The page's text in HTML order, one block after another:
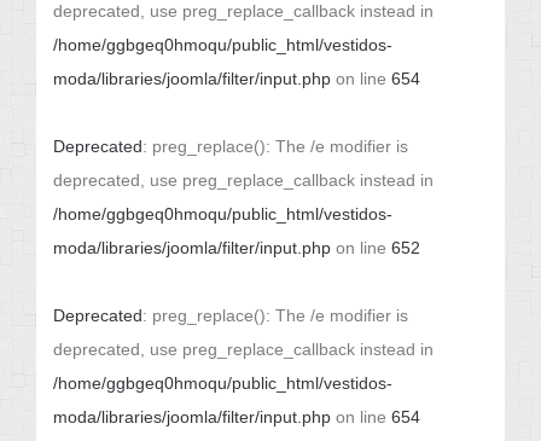
deprecated, use preg_replace_callback instead in
/home/ggbgeq0hmoqu/public_html/vestidos-
moda/libraries/joomla/filter/input.php on line 654
Deprecated: preg_replace(): The /e modifier is
deprecated, use preg_replace_callback instead in
/home/ggbgeq0hmoqu/public_html/vestidos-
moda/libraries/joomla/filter/input.php on line 652
Deprecated: preg_replace(): The /e modifier is
deprecated, use preg_replace_callback instead in
/home/ggbgeq0hmoqu/public_html/vestidos-
moda/libraries/joomla/filter/input.php on line 654